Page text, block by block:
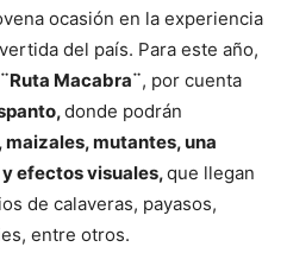
ocasión en la experiencia
del país. Para este año,
¨Ruta Macabra¨, por cuenta
donde podrán
mutantes, una
efectos visuales,que llegan
de calaveras, payasos,
entre otros.